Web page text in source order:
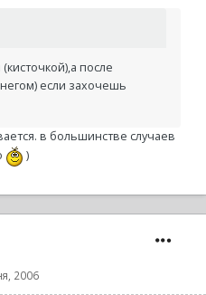
после
если захочешь
в большинстве случаев
)
2006